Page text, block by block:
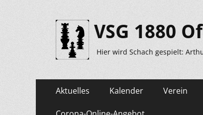
VSG 1880
Hier wird Schach gespielt:
Primäres
Zum
Inhalt
springen
Aktuelles Kalender Verein